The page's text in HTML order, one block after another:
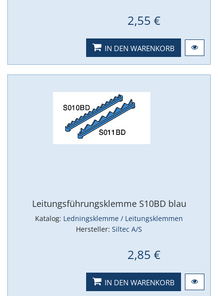
2,55 €
IN DEN WARENKORB
Leitungsführungsklemme S10BD blau
Katalog: Ledningsklemme / Leitungsklemmen
Hersteller: Siltec A/S
2,85 €
IN DEN WARENKORB